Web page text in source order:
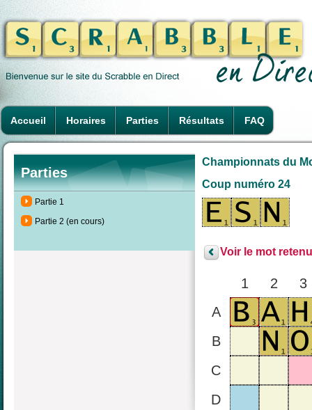
Accueil Horaires Parties Résultats FAQ
Parties
Partie 1
Partie 2 (en cours)
Championnats du
Coup numéro 24
Voir le mot
1 2
3
A
B
C
D